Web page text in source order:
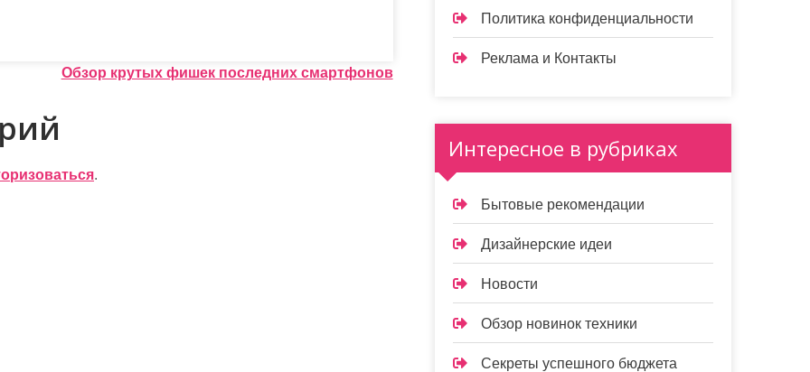
Обзор крутых фишек последних смартфонов
.
Политика конфиденциальности
Реклама и Контакты
Интересное в рубриках
Бытовые рекомендации
Дизайнерские идеи
Новости
Обзор новинок техники
Секреты успешного бюджета